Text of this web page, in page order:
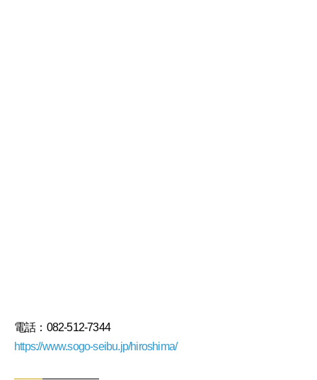
電話：082-512-7344
https://www.sogo-seibu.jp/hiroshima/